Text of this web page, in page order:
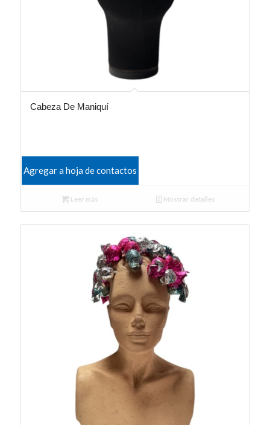
Cabeza De Maniquí
Agregar a hoja de contactos
Leer más Mostrar detalles